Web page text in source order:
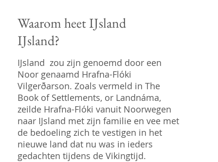
Waarom heet IJsland
IJsland?
IJsland zou zijn genoemd door een
Noor genaamd Hrafna-Flóki
Vilgerðarson. Zoals vermeld in The
Book of Settlements, or Landnáma,
zeilde Hrafna-Flóki vanuit Noorwegen
naar IJsland met zijn familie en vee met
de bedoeling zich te vestigen in het
nieuwe land dat nu was in ieders
gedachten tijdens de Vikingtijd.